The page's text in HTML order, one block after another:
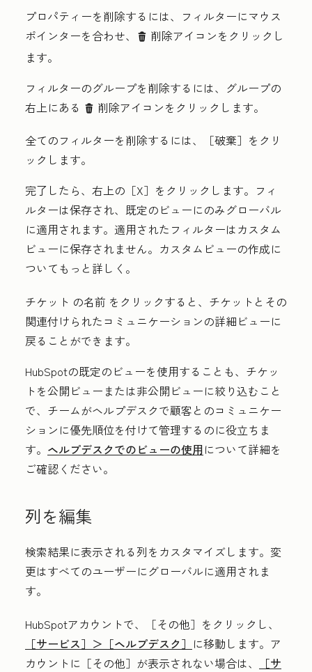
プロパティーを削除するには、フィルターにマウス
ポインターを合わせ、
delete 削除アイコンをクリックし
ます。
フィルターのグループを削除するには、グループの
右上にある delete icon 削除アイコンをクリックします。
全てのフィルターを削除するには、
［破棄］をクリ
ックします。
完了したら、右上の［X］ をクリックします。フィ
ルターは保存され、既定のビューにのみグローバル
に適用されます。適用されたフィルターはカスタム
ビューに保存されません。カスタムビューの作成に
ついてもっと詳しく。
チケット の名前 をクリックすると、チケットとその
関連付けられたコミュニケーションの詳細ビューに
戻ることができます。
HubSpotの既定のビューを使用することも、チケッ
トを公開ビューまたは非公開ビューに絞り込むこと
で、チームがヘルプデスクで顧客とのコミュニケー
ションに優先順位を付けて管理するのに役立ちま
す。 ヘルプデスクでのビューの使用について詳細を
ご確認ください。
列を編集
検索結果に表示される列をカスタマイズします。変
更はすべてのユーザーにグローバルに適用されま
す。
HubSpotアカウントで、
［その他］をクリックし、
［サービス］＞ ［ヘルプデスク］ に移動します。ア
カウントに ［その他］が表示されない場合は、
［サ